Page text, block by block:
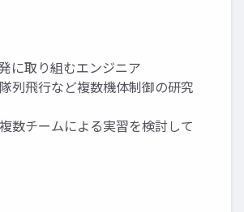
に取り組むエンジニア
列飛行など複数機体制御の研究
数チームによる実習を検討して